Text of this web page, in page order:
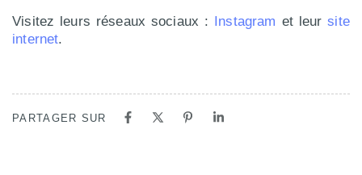
Visitez leurs réseaux sociaux : Instagram et leursite
internet.
PARTAGER SUR